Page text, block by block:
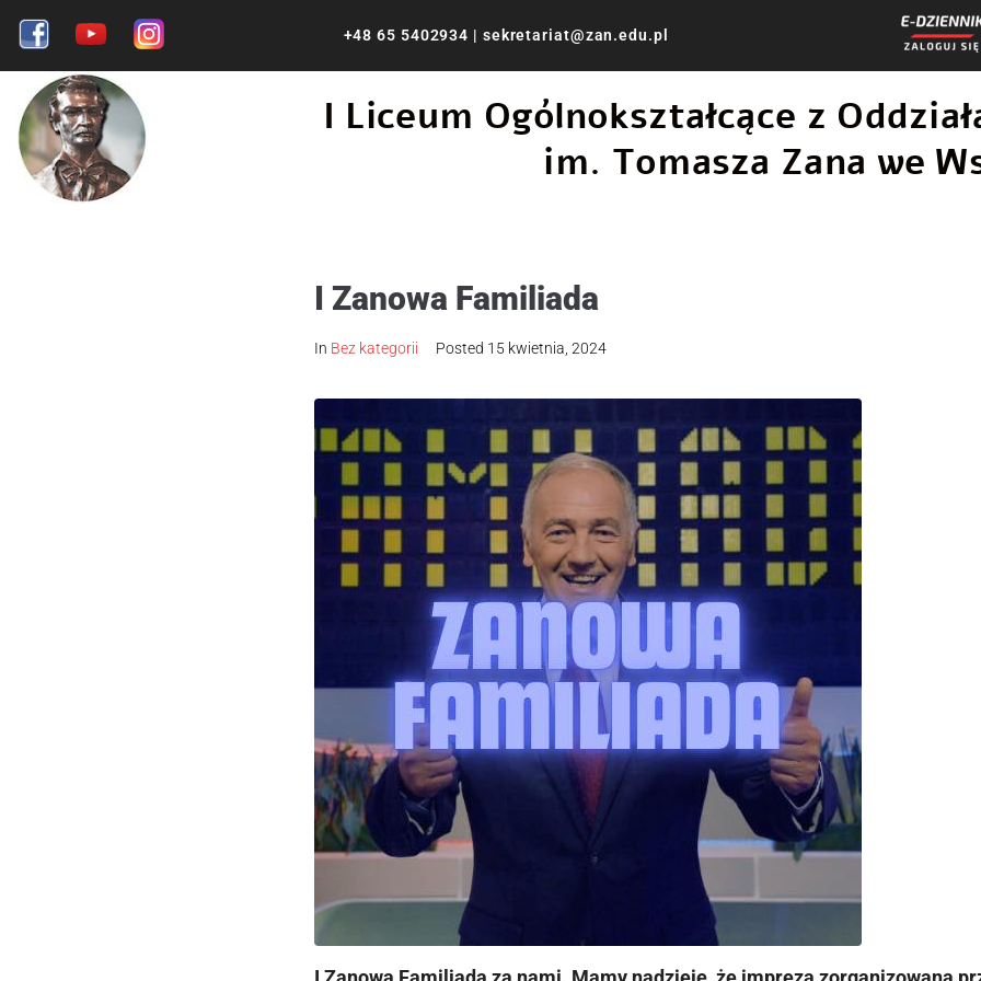
+48 65 5402934 | sekretariat@zan.edu.pl
I Liceum Ogólnokształcące z
im. Tomasza Zana we
I Zanowa Familiada
In Bez kategorii Posted 15 kwietnia, 2024